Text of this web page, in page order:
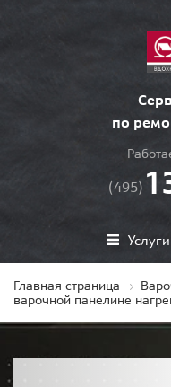
по
(495)
Главная страница
варочной панелине